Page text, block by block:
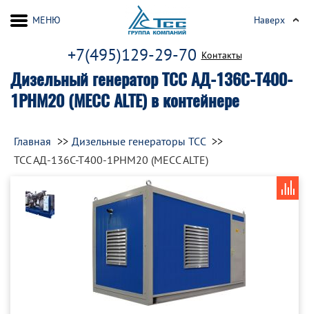
Дизельный генератор ТСС АД-136С-Т400-
1РНМ20 (MECC ALTE) в контейнере
+7(495)129-29-70 Контакты
МЕНЮ Наверх
Главная
Дизельные генераторы ТСС
ТСС АД-136С-Т400-1РНМ20 (MECC ALTE)